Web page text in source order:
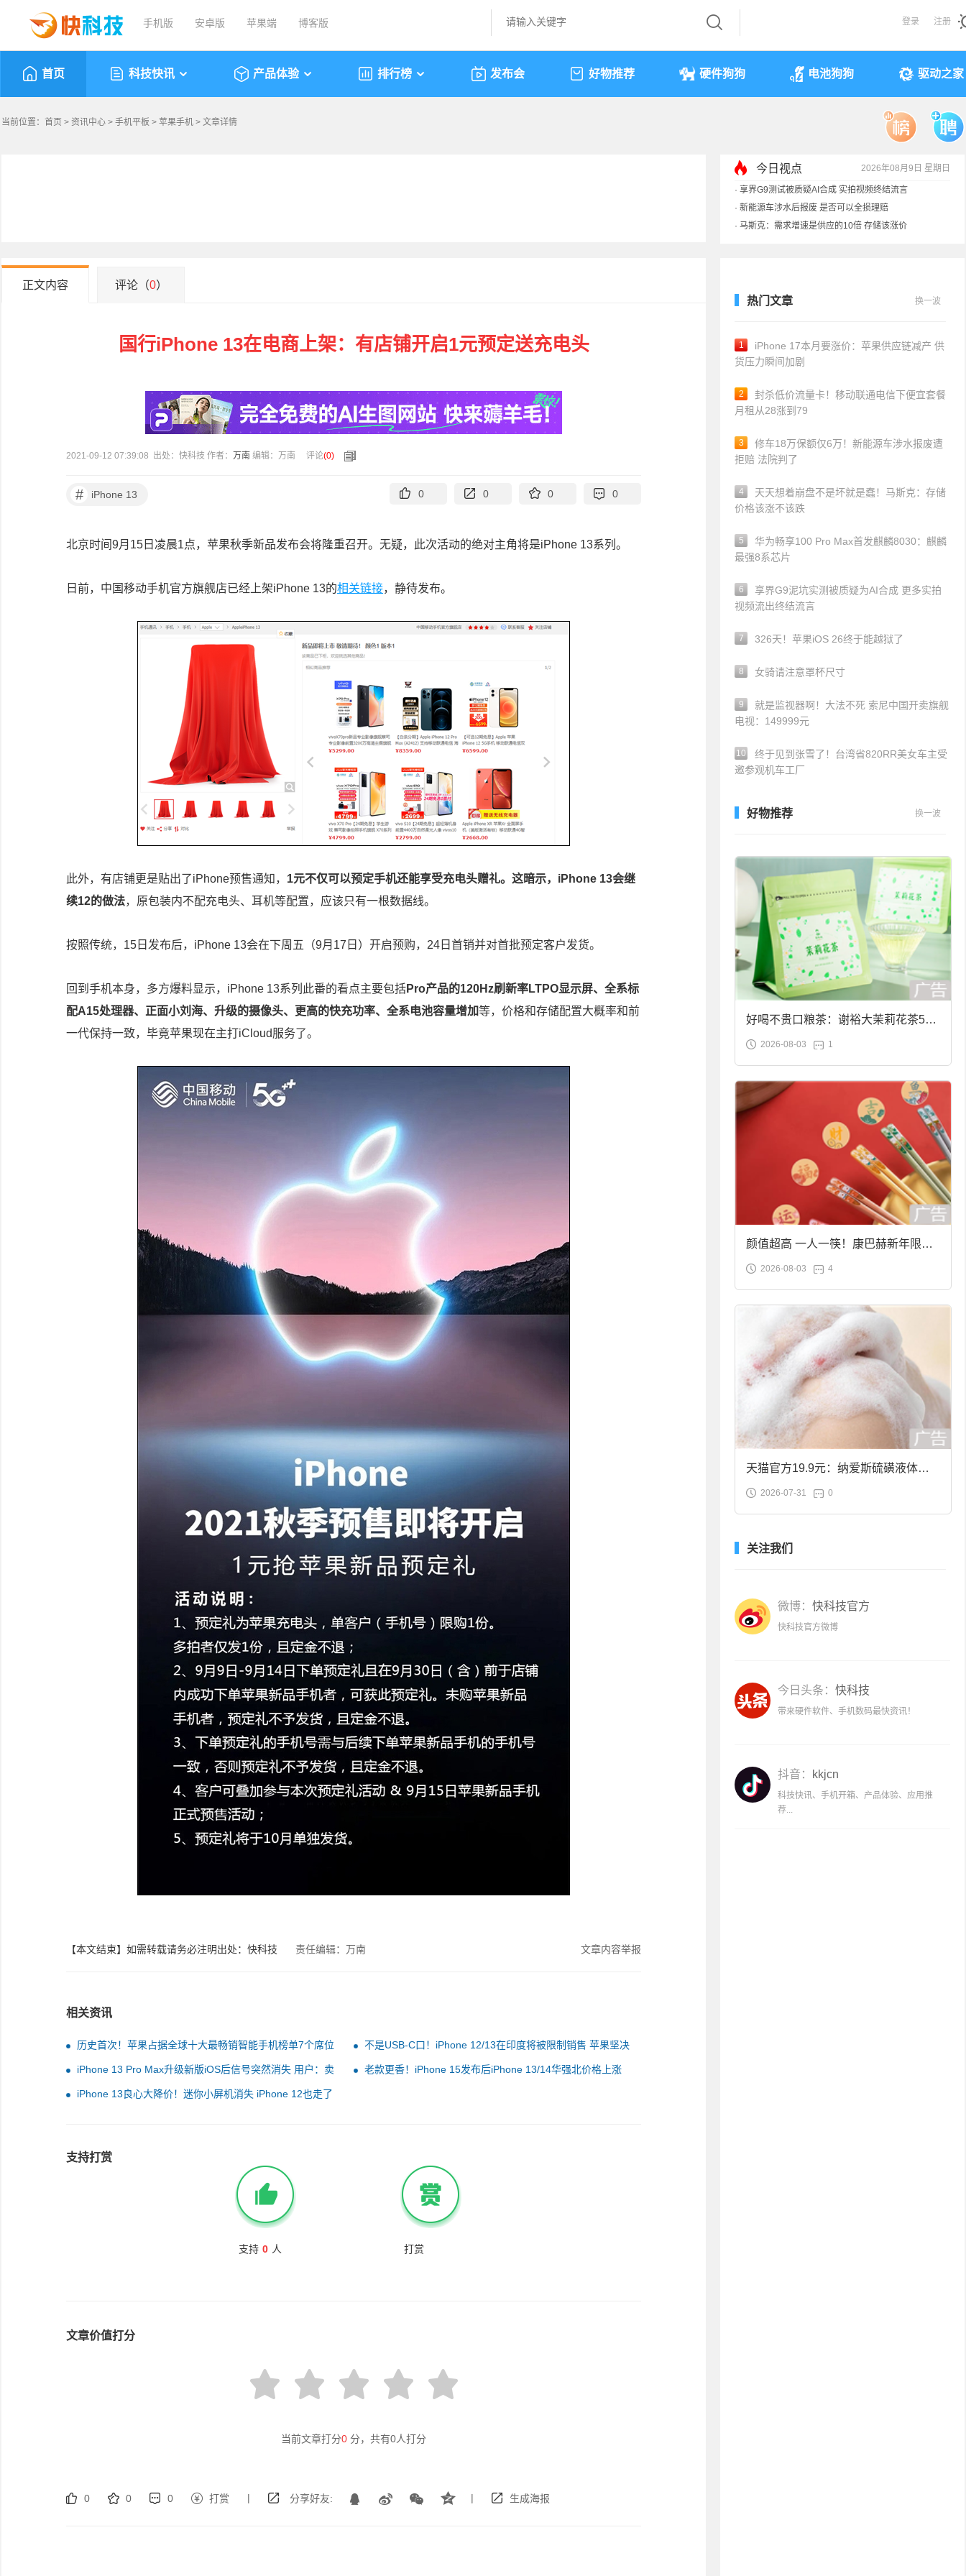
手机版 安卓版 苹果端 博客版 登录 注册
首页 科技快讯 产品体验 排行榜 发布会 好物推荐 硬件狗狗 电池狗狗 驱动之家
当前位置： 首页 > 资讯中心 > 手机平板 > 苹果手机 > 文章详情
今日视点 2026年08月9日 星期日
· iPhone 17本月或调价：苹果供应链减产30%
· 享界G9测试被质疑AI合成 实拍视频终结流言
· 新能源车涉水后报废 是否可以全损理赔
正文内容 评论（0）
国行iPhone 13在电商上架：有店铺开启1元预定送充电头
2021-09-12 07:39:08 出处：快科技 作者： 万南 编辑：万南 评论(0)
# iPhone 13 0 0 0 0
北京时间9月15日凌晨1点，苹果秋季新品发布会将隆重召开。无疑，此次活动的绝对主角将是iPhone 13系列。
日前，中国移动手机官方旗舰店已经上架iPhone 13的相关链接，静待发布。
此外，有店铺更是贴出了iPhone预售通知， 1元不仅可以预定手机还能享受充电头赠礼。这暗示，iPhone 13会继
续12的做法，原包装内不配充电头、耳机等配置，应该只有一根数据线。
按照传统，15日发布后，iPhone 13会在下周五（9月17日）开启预购，24日首销并对首批预定客户发货。
回到手机本身，多方爆料显示，iPhone 13系列此番的看点主要包括Pro产品的120Hz刷新率LTPO显示屏、全系标
配A15处理器、正面小刘海、升级的摄像头、更高的快充功率、全系电池容量增加等，价格和存储配置大概率和前
一代保持一致，毕竟苹果现在主打iCloud服务了。
【本文结束】如需转载请务必注明出处：快科技 责任编辑：万南 文章内容举报
相关资讯
历史首次！苹果占据全球十大最畅销智能手机榜单7个席位
不是USB-C口！iPhone 12/13在印度将被限制销售 苹果坚决
反对
iPhone 13 Pro Max升级新版iOS后信号突然消失 用户：卖
这么贵信号这么差
老款更香！iPhone 15发布后iPhone 13/14华强北价格上涨
iPhone 13良心大降价！迷你小屏机消失 iPhone 12也走了
支持打赏
支持 0 人 打赏
文章价值打分
当前文章打分0 分，共有0人打分
0 0 0 打赏 | 分享好友: | 生成海报
热门文章 换一波
1
iPhone 17本月要涨价：苹果供应链减产 供
货压力瞬间加剧
2
封杀低价流量卡！移动联通电信下便宜套餐
月租从28涨到79
3
修车18万保额仅6万！新能源车涉水报废遭
拒赔 法院判了
4
天天想着崩盘不是坏就是蠢！马斯克：存储
价格该涨不该跌
5
华为畅享100 Pro Max首发麒麟8030：麒麟
最强8系芯片
6
享界G9泥坑实测被质疑为AI合成 更多实拍
视频流出终结流言
7 326天！苹果iOS 26终于能越狱了
8 女骑请注意罩杯尺寸
9
就是监视器啊！大法不死 索尼中国开卖旗舰
电视：149999元
10
终于见到张雪了！台湾省820RR美女车主受
邀参观机车工厂
好物推荐 换一波
好喝不贵口粮茶：谢裕大茉莉花茶50g
袋装9.9元到手
2026-08-03 1
颜值超高 一人一筷！康巴赫新年限定
合金筷子大促：19.9元
2026-08-03 4
天猫官方19.9元：纳爱斯硫磺液体香
皂2斤大促
2026-07-31 0
关注我们
微博： 快科技官方
快科技官方微博
今日头条： 快科技
带来硬件软件、手机数码最快资讯！
抖音： kkjcn
科技快讯、手机开箱、产品体验、应用推
荐...